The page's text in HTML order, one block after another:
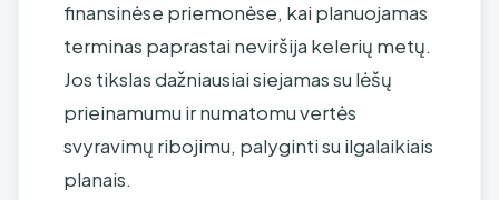
finansinėse priemonėse, kai planuojamas
terminas paprastai neviršija kelerių metų.
Jos tikslas dažniausiai siejamas su lėšų
prieinamumu ir numatomu vertės
svyravimų ribojimu, palyginti su ilgalaikiais
planais.